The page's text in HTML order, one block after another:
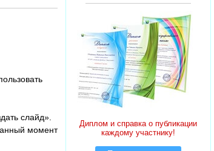
слайд».
момент
Диплом и справка о публикации
каждому участнику!